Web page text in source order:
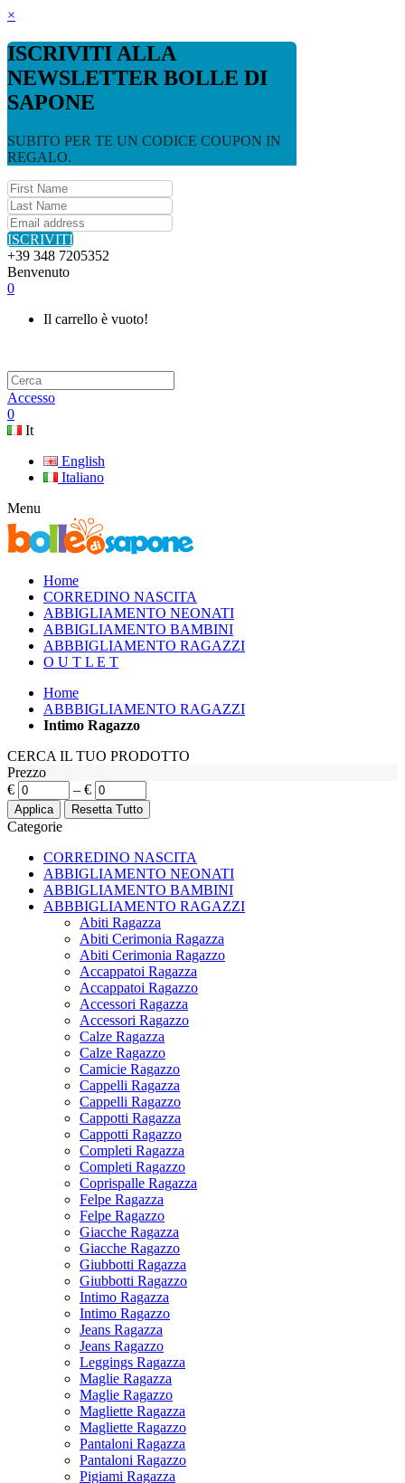
×
ISCRIVITI ALLA
NEWSLETTER BOLLE DI
SAPONE
SUBITO PER TE UN CODICE COUPON IN
REGALO.
ISCRIVITI
+39 348 7205352
Benvenuto
0
Il carrello è vuoto!
Accesso
0
It
English
Italiano
Menu
Home
CORREDINO NASCITA
ABBIGLIAMENTO NEONATI
ABBIGLIAMENTO BAMBINI
ABBBIGLIAMENTO RAGAZZI
O U T L E T
Home
ABBBIGLIAMENTO RAGAZZI
Intimo Ragazzo
CERCA IL TUO PRODOTTO
Prezzo
€
– €
Categorie
CORREDINO NASCITA
ABBIGLIAMENTO NEONATI
ABBIGLIAMENTO BAMBINI
ABBBIGLIAMENTO RAGAZZI
Abiti Ragazza
Abiti Cerimonia Ragazza
Abiti Cerimonia Ragazzo
Accappatoi Ragazza
Accappatoi Ragazzo
Accessori Ragazza
Accessori Ragazzo
Calze Ragazza
Calze Ragazzo
Camicie Ragazzo
Cappelli Ragazza
Cappelli Ragazzo
Cappotti Ragazza
Cappotti Ragazzo
Completi Ragazza
Completi Ragazzo
Coprispalle Ragazza
Felpe Ragazza
Felpe Ragazzo
Giacche Ragazza
Giacche Ragazzo
Giubbotti Ragazza
Giubbotti Ragazzo
Intimo Ragazza
Intimo Ragazzo
Jeans Ragazza
Jeans Ragazzo
Leggings Ragazza
Maglie Ragazza
Maglie Ragazzo
Magliette Ragazza
Magliette Ragazzo
Pantaloni Ragazza
Pantaloni Ragazzo
Pigiami Ragazza